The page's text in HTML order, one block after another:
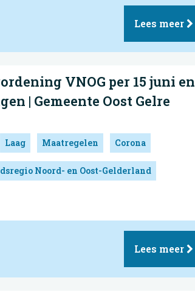
Lees meer
VNOG per 15 juni en
| Gemeente Oost Gelre
Laag Maatregelen Corona
Noord- en Oost-Gelderland
Lees meer